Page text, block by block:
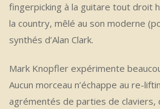
fingerpicking à la guitare tout droit
la country, mêlé au son moderne
synthés d’Alan Clark.
Mark Knopfler expérimente
Aucun morceau n’échappe au re-
agrémentés de parties de claviers,